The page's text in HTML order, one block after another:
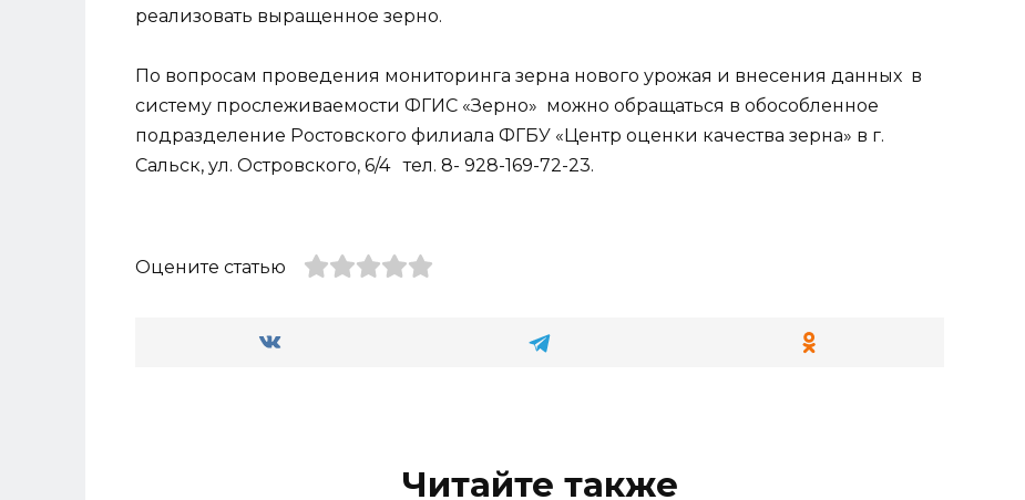
реализовать выращенное зерно.
По вопросам проведения мониторинга зерна нового урожая и внесения данных в
систему прослеживаемости ФГИС «Зерно» можно обращаться в обособленное
подразделение Ростовского филиала ФГБУ «Центр оценки качества зерна» в г.
Сальск, ул. Островского, 6/4 тел. 8- 928-169-72-23.
Оцените статью
Читайте также